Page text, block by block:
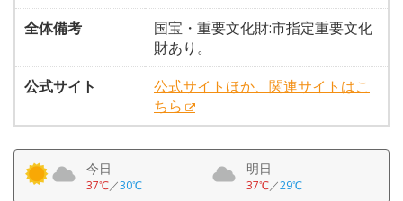
全体備考
国宝・重要文化財:市指定重要文化
財あり。
公式サイト
公式サイトほか、関連サイトはこ
ちら
今日
37℃／30℃
明日
37℃／29℃